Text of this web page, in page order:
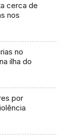
cerca de
nos
no
ilha do
por